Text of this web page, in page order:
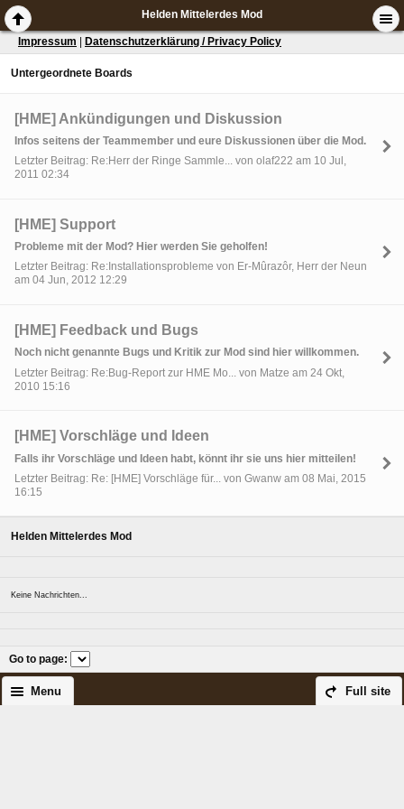
Helden Mittelerdes Mod
Impressum Datenschutzerklärung / Privacy Policy
Untergeordnete Boards
[HME] Ankündigungen und Diskussion
Infos seitens der Teammember und eure Diskussionen über die Mod.
Letzter Beitrag: Re:Herr der Ringe Sammle... von olaf222 am 10 Jul,
2011 02:34
[HME] Support
Probleme mit der Mod? Hier werden Sie geholfen!
Letzter Beitrag: Re:Installationsprobleme von Er-Mûrazôr, Herr der Neun
am 04 Jun, 2012 12:29
[HME] Feedback und Bugs
Noch nicht genannte Bugs und Kritik zur Mod sind hier willkommen.
Letzter Beitrag: Re:Bug-Report zur HME Mo... von Matze am 24 Okt,
2010 15:16
[HME] Vorschläge und Ideen
Falls ihr Vorschläge und Ideen habt, könnt ihr sie uns hier mitteilen!
Letzter Beitrag: Re: [HME] Vorschläge für... von Gwanw am 08 Mai, 2015
16:15
Helden Mittelerdes Mod
Keine Nachrichten...
Go to page:
Full site
Menu